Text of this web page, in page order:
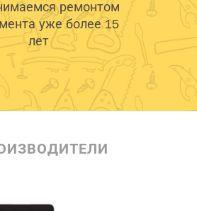
ремонтом
уже более 15
лет